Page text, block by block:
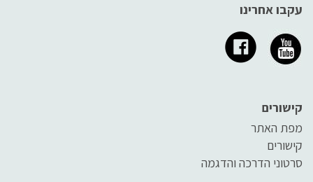
עקבו אחרינו
קישורים
מפת האתר
קישורים
סרטוני הדרכה והדגמה